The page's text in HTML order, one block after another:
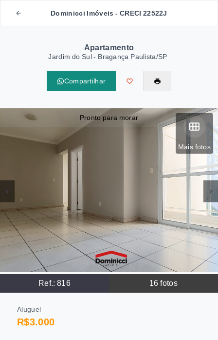
Dominicci Imóveis - CRECI 22522J
Apartamento
Jardim do Sul - Bragança Paulista/SP
Compartilhar
Mais fotos
Ref.:816 16 fotos
Pronto para morar
Aluguel
R$3.000